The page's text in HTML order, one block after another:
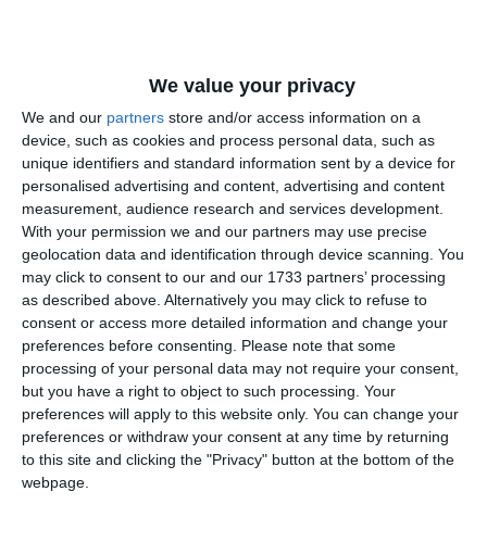
We value your privacy
We and our partners store and/or access information on a
device, such as cookies and process personal data, such as
unique identifiers and standard information sent by a device for
personalised advertising and content, advertising and content
measurement, audience research and services development.
With your permission we and our partners may use precise
geolocation data and identification through device scanning. You
may click to consent to our and our 1733 partners’ processing
as described above. Alternatively you may click to refuse to
consent or access more detailed information and change your
preferences before consenting. Please note that some
processing of your personal data may not require your consent,
but you have a right to object to such processing. Your
preferences will apply to this website only. You can change your
preferences or withdraw your consent at any time by returning
to this site and clicking the "Privacy" button at the bottom of the
webpage.
și lui i s-a recomandat de către funcționarii publici cu
competențe în materie să confirme (re-semneze) aprobarea
dată de fostul primar (în fapt, o aprobare identică).